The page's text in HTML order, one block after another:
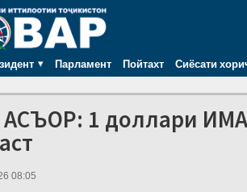
Парламент Пойтахт Сиёсати
АСЪОР: 1 доллари
08:05